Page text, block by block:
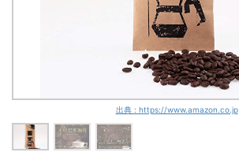
出典 : https://www.amazon.co.jp